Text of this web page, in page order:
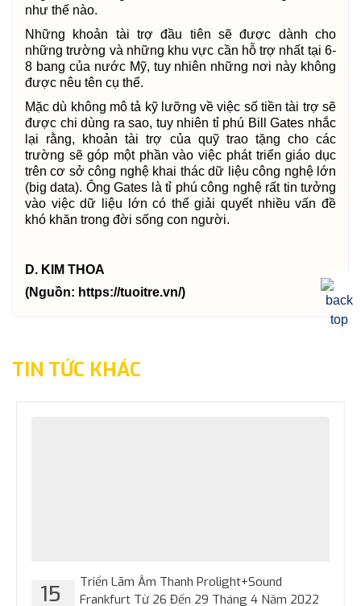
như thế nào.
Những khoản tài trợ đầu tiên sẽ được dành cho
những trường và những khu vực cần hỗ trợ nhất tại 6-
8 bang của nước Mỹ, tuy nhiên những nơi này không
được nêu tên cụ thể.
Mặc dù không mô tả kỹ lưỡng về việc số tiền tài trợ sẽ
được chi dùng ra sao, tuy nhiên tỉ phú Bill Gates nhắc
lại rằng, khoản tài trợ của quỹ trao tặng cho các
trường sẽ góp một phần vào việc phát triển giáo dục
trên cơ sở công nghệ khai thác dữ liệu công nghệ lớn
(big data). Ông Gates là tỉ phú công nghệ rất tin tưởng
vào việc dữ liệu lớn có thể giải quyết nhiều vấn đề
khó khăn trong đời sống con người.
D. KIM THOA
(Nguồn: https://tuoitre.vn/)
TIN TỨC KHÁC
15
Triển Lãm Âm Thanh Prolight+Sound
Frankfurt Từ 26 Đến 29 Tháng 4 Năm 2022